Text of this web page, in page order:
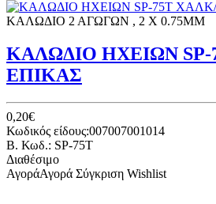
ΚΑΛΩΔΙΟ 2 ΑΓΩΓΩΝ , 2 X 0.75MM
ΚΑΛΩΔΙΟ ΗΧΕΙΩΝ
ΕΠΙΚΑΣ
0,20€
Κωδικός είδους:007007001014
B. Κωδ.: SP-75T
Διαθέσιμο
ΑγοράΑγορά Σύγκριση Wishlist